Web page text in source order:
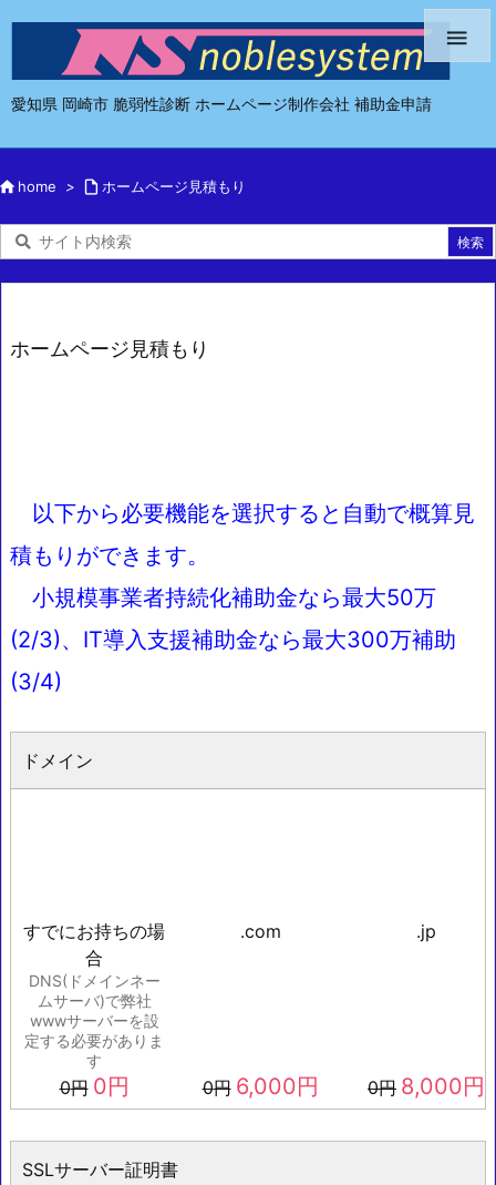
愛知県 岡崎市 脆弱性診断 ホームページ制作会社 補助金申請

home >  ホームページ見積もり
ホームページ見積もり
以下から必要機能を選択すると自動で概算見
積もりができます。
小規模事業者持続化補助金なら最大50万
(2/3)、IT導入支援補助金なら最大300万補助
(3/4)
ドメイン
すでにお持ちの場
合
DNS(ドメインネー
ムサーバ)で弊社
wwwサーバーを設
定する必要がありま
す
0円 0円
.com
0円 6,000円
.jp
0円 8,000円
SSLサーバー証明書